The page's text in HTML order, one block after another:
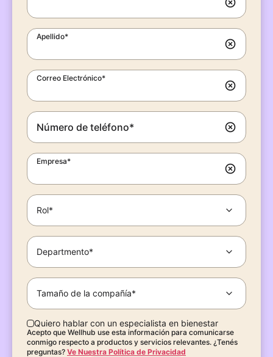
Apellido*
Correo Electrónico*
Número de teléfono*
Empresa*
Rol*
Departmento*
Tamaño de la compañía*
Quiero hablar con un especialista en bienestar
Acepto que Wellhub use esta información para comunicarse
conmigo respecto a productos y servicios relevantes. ¿Tenés
preguntas? Ve Nuestra Política de Privacidad